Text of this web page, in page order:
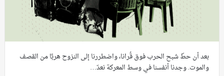
بعد أن حطّ شبح الحرب فوق قُرانا، واضطررنا إلى النزوح هربًا من القصف
والموت. وجدنا أنفسنا في وسط المعركة نعدّ…